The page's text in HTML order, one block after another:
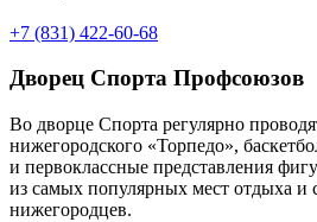
+7 (831) 422-60-68
Дворец Спорта Профсоюзов
Во дворце Спорта регулярно
нижегородского «Торпедо»,
и первоклассные представления
из самых популярных мест отдыха и
нижегородцев.